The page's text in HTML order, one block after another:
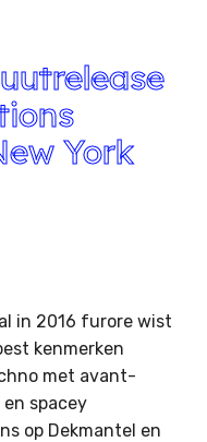
York
in 2016 furore wist
kenmerken
met avant-
spacey
op Dekmantel en